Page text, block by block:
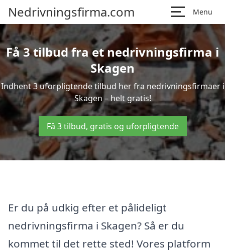
Nedrivningsfirma.com Menu
Få 3 tilbud fra et nedrivningsfirma i
Skagen
Indhent 3 uforpligtende tilbud her fra nedrivningsfirmaer i
Skagen – helt gratis!
Få 3 tilbud, gratis og uforpligtende
Er du på udkig efter et pålideligt
nedrivningsfirma i Skagen? Så er du
kommet til det rette sted! Vores platform